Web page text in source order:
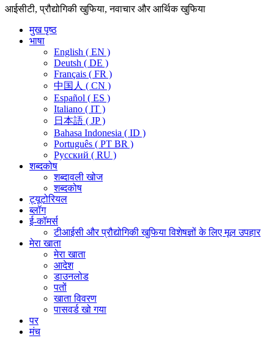
आईसीटी, प्रौद्योगिकी खुफिया, नवाचार और आर्थिक खुफिया
मुख पृष्ठ
भाषा
English ( EN )
Deutsh ( DE )
Français ( FR )
中国人 ( CN )
Español ( ES )
Italiano ( IT )
日本語 ( JP )
Bahasa Indonesia ( ID )
Português ( PT BR )
Pусский ( RU )
शब्दकोष
शब्दावली खोज
शब्दकोष
ट्यूटोरियल
ब्लॉग
ई-कॉमर्स
टीआईसी और प्रौद्योगिकी खुफिया विशेषज्ञों के लिए मूल उपहार
मेरा खाता
मेरा खाता
आदेश
डाउनलोड
पतों
खाता विवरण
पासवर्ड खो गया
पर
मंच